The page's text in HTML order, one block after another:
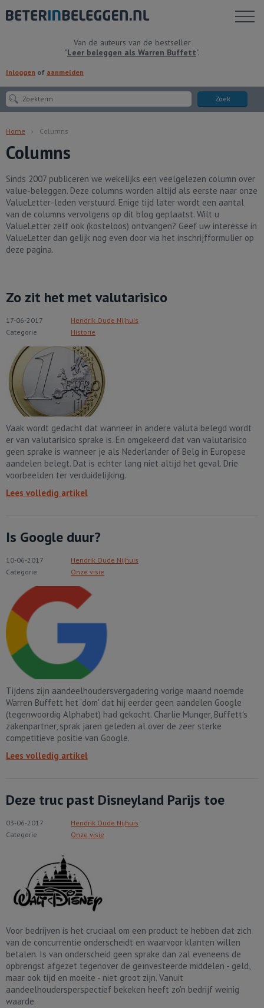
Van de auteurs van de bestseller
"Leer beleggen als Warren Buffett".
Inloggen of aanmelden
Zoek
Toon
Home Columns
Columns
Sinds 2007 publiceren we wekelijks een veelgelezen column over
value-beleggen. Deze columns worden altijd als eerste naar onze
ValueLetter-leden verstuurd. Enige tijd later wordt een aantal
van de columns vervolgens op dit blog geplaatst. Wilt u
ValueLetter zelf ook (kosteloos) ontvangen? Geef uw interesse in
ValueLetter dan gelijk nog even door via het inschrijfformulier op
deze pagina.
Zo zit het met valutarisico
17-06-2017
Hendrik Oude Nijhuis
Categorie
Historie
Vaak wordt gedacht dat wanneer in andere valuta belegd wordt
er van valutarisico sprake is. En omgekeerd dat van valutarisico
geen sprake is wanneer je als Nederlander of Belg in Europese
aandelen belegt. Dat is echter lang niet altijd het geval. Drie
voorbeelden ter verduidelijking.
Lees volledig artikel
Is Google duur?
10-06-2017
Hendrik Oude Nijhuis
Categorie
Onze visie
Tijdens zijn aandeelhoudersvergadering vorige maand noemde
Warren Buffett het 'dom' dat hij eerder geen aandelen Google
(tegenwoordig Alphabet) had gekocht. Charlie Munger, Buffett's
zakenpartner, sprak jaren geleden al over de zeer sterke
competitieve positie van Google.
Lees volledig artikel
Deze truc past Disneyland Parijs toe
03-06-2017
Hendrik Oude Nijhuis
Categorie
Onze visie
Voor bedrijven is het cruciaal om een product te hebben dat zich
van de concurrentie onderscheidt en waarvoor klanten willen
betalen. Is van onderscheid geen sprake dan zal eveneens de
opbrengst afgezet tegenover de geïnvesteerde middelen - geld,
maar ook tijd en moeite - niet groot zijn. Vanuit
aandeelhoudersperspectief bekeken heeft zo'n bedrijf weinig
waarde.